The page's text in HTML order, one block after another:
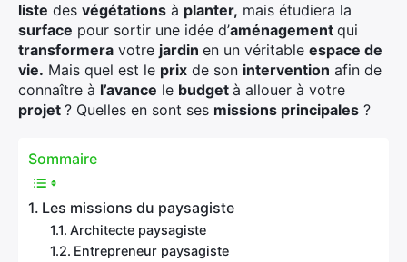
liste des végétations à planter, mais étudiera la
surface pour sortir une idée d’aménagement qui
transformera votre jardin en un véritable espace de
vie. Mais quel est le prix de son intervention afin de
connaître à l’avance le budget à allouer à votre
projet ? Quelles en sont ses missions principales ?
Sommaire
Les missions du paysagiste
Architecte paysagiste
Entrepreneur paysagiste